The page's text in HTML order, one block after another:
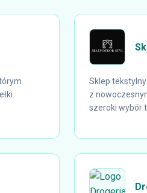
Sklep
z
szeroki wybór